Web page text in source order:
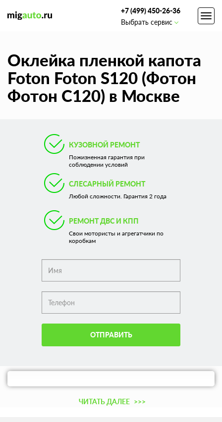
+7 (499) 450-26-36
Выбрать сервис
Оклейка пленкой капота
Foton Foton S120 (Фотон
Фотон С120) в Москве
КУЗОВНОЙ РЕМОНТ
Пожизненная гарантия при
соблюдении условий
СЛЕСАРНЫЙ РЕМОНТ
Любой сложности. Гарантия 2 года
РЕМОНТ ДВС И КПП
Свои мотористы и агрегатчики по
коробкам
ОТПРАВИТЬ
ЧИТАТЬ ДАЛЕЕ >>>